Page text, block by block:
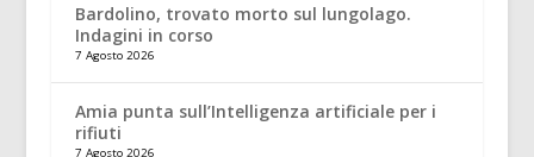
Bardolino, trovato morto sul lungolago.
Indagini in corso
7 Agosto 2026
Amia punta sull’Intelligenza artificiale per i
rifiuti
7 Agosto 2026